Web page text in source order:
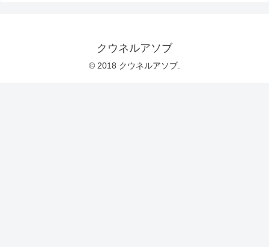
クウネルアソブ
© 2018 クウネルアソブ.